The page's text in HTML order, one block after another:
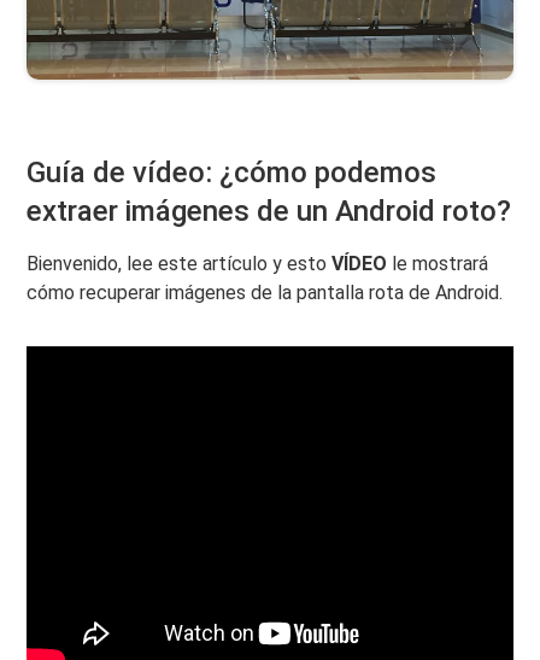
Guía de vídeo: ¿cómo podemos
extraer imágenes de un Android roto?
Bienvenido, lee este artículo y estoVÍDEO le mostrará
cómo recuperar imágenes de la pantalla rota de Android.